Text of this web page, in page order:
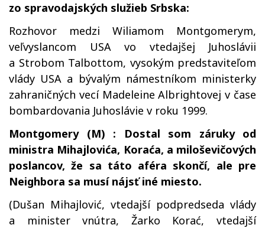
zo spravodajských služieb Srbska:
Rozhovor medzi Wiliamom Montgomerym,
veľvyslancom USA vo vtedajšej Juhoslávii
a Strobom Talbottom, vysokým predstaviteľom
vlády USA a bývalým námestníkom ministerky
zahraničných vecí Madeleine Albrightovej v čase
bombardovania Juhoslávie v roku 1999.
Montgomery (M) : Dostal som záruky od
ministra Mihajlovića, Koraća, a miloševičových
poslancov, že sa táto aféra skončí, ale pre
Neighbora sa musí nájsť iné miesto.
(Dušan Mihajlović, vtedajší podpredseda vlády
a minister vnútra, Žarko Korać, vtedajší